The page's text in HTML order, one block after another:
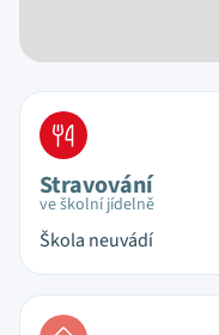
Stravování
ve školní jídelně
Škola neuvádí